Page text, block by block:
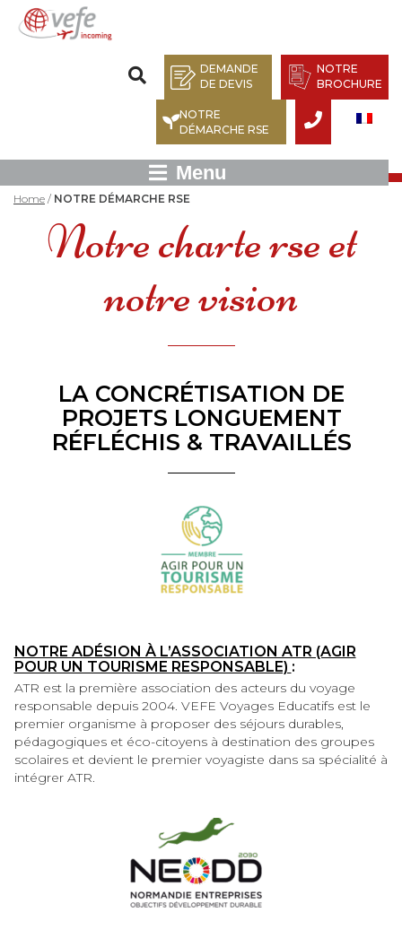
DEMANDE
DE DEVIS
NOTRE
BROCHURE
NOTRE
DÉMARCHE RSE
Menu
Home / NOTRE DÉMARCHE RSE
Notre charte rse et
notre vision
LA CONCRÉTISATION DE
PROJETS LONGUEMENT
RÉFLÉCHIS & TRAVAILLÉS
NOTRE ADÉSION À L’ASSOCIATION ATR (AGIR
POUR UN TOURISME RESPONSABLE) :
ATR est la première association des acteurs du voyage
responsable depuis 2004. VEFE Voyages Educatifs est le
premier organisme à proposer des séjours durables,
pédagogiques et éco-citoyens à destination des groupes
scolaires et devient le premier voyagiste dans sa spécialité à
intégrer ATR.